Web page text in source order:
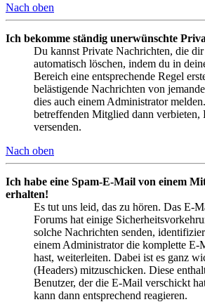
Nach oben
Ich bekomme ständig unerwünschte
Du kannst Private Nachrichten, die
automatisch löschen, indem du in
Bereich eine entsprechende Regel
belästigende Nachrichten von
dies auch einem Administrator
betreffenden Mitglied dann verbieten,
versenden.
Nach oben
Ich habe eine Spam-E-Mail von einem
erhalten!
Es tut uns leid, das zu hören. Das E-
Forums hat einige
solche Nachrichten senden,
einem Administrator die komplette E-
hast, weiterleiten. Dabei ist es ganz
(Headers) mitzuschicken. Diese
Benutzer, der die E-Mail verschickt
kann dann entsprechend reagieren.